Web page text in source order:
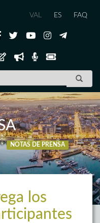
VAL ES FAQ
NOTAS DE PRENSA
los